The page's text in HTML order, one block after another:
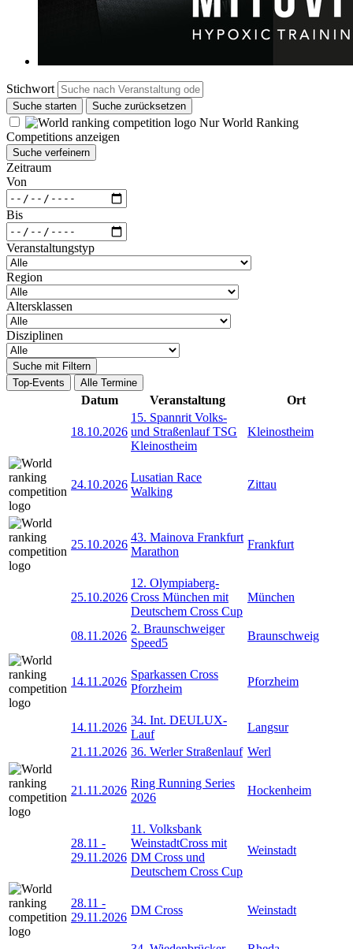
Stichwort
Suche starten Suche zurücksetzen
Nur World Ranking
Competitions anzeigen
Suche verfeinern
Zeitraum
Von
Bis
Veranstaltungstyp
Region
Altersklassen
Disziplinen
Suche mit Filtern
Top-Events
Alle Termine
Datum Veranstaltung Ort
18.10.2026
15. Spannrit Volks-
und Straßenlauf TSG
Kleinostheim
Kleinostheim
24.10.2026
Lusatian Race
Walking
Zittau
25.10.2026
43. Mainova Frankfurt
Marathon
Frankfurt
25.10.2026
12. Olympiaberg-
Cross München mit
Deutschem Cross Cup
München
08.11.2026
2. Braunschweiger
Speed5
Braunschweig
14.11.2026
Sparkassen Cross
Pforzheim
Pforzheim
14.11.2026
34. Int. DEULUX-
Lauf
Langsur
21.11.2026 36. Werler Straßenlauf Werl
21.11.2026
Ring Running Series
2026
Hockenheim
28.11 -
29.11.2026
11. Volksbank
WeinstadtCross mit
DM Cross und
Deutschem Cross Cup
Weinstadt
28.11 -
29.11.2026
DM Cross Weinstadt